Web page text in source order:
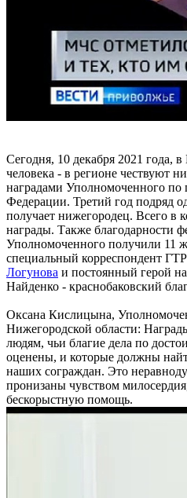
Сегодня, 10 декабря 2021 года,
человека - в регионе чествуют
наградами Уполномоченного по
Федерации. Третий год подряд
получает нижегородец. Всего в
награды. Также благодарности
Уполномоченного получили 11
специальный корреспондент
Логунова и постоянный герой
Найденко - краснобаковский
Оксана Кислицына,
Нижегородской области:
людям, чьи благие дела по
оценены, и которые должны
наших сограждан. Это
пронизаны чувством
бескорыстную помощь.